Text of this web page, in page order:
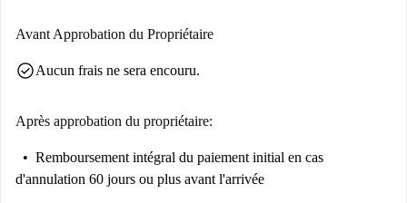
Avant Approbation du Propriétaire
check_circleAucun frais ne sera encouru.
Après approbation du propriétaire:
Remboursement intégral du paiement initial en cas
d'annulation 60 jours ou plus avant l'arrivée